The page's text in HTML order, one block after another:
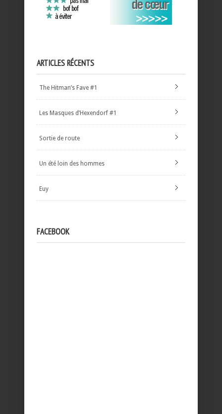
ARTICLES RÉCENTS
The Hitman’s Fave #1
Les Masques d’Hexendorf #1
Sortie de route
Un été loin des hommes
Euy
FACEBOOK